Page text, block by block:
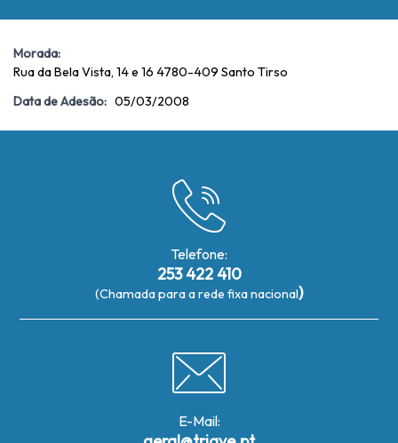
Morada:
Rua da Bela Vista, 14 e 16 4780-409 Santo Tirso
Data de Adesão: 05/03/2008
Telefone:
253 422 410
(Chamada para a rede fixa nacional)
E-Mail: